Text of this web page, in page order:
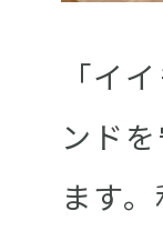
「イ
ンド
ます